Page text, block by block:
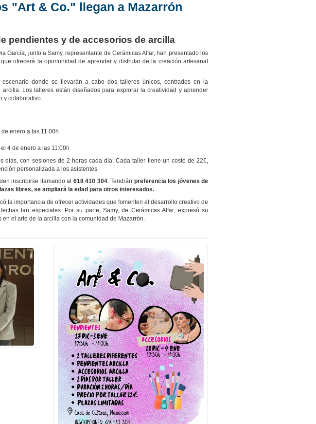
"Art & Co." llegan a Mazarrón
pendientes y de accesorios de arcilla
García, junto a Samy, representante de Cerámicas Alfar, han presentado los
ofrecerá la oportunidad de aprender y disfrutar de la creación artesanal
donde se llevarán a cabo dos talleres únicos, centrados en la
Los talleres están diseñados para explorar la creatividad y aprender
y colaborativo.
enero a las 11:00h
4 de enero a las 11:00h
días, con sesiones de 2 horas cada día. Cada taller tiene un coste de 22€,
personalizada a los asistentes.
inscribirse llamando al 618 410 304. Tendrán preferencia los jóvenes de
libres, se ampliará la edad para otros interesados.
la importancia de ofrecer actividades que fomenten el desarrollo creativo de
tan especiales. Por su parte, Samy, de Cerámicas Alfar, expresó su
el arte de la arcilla con la comunidad de Mazarrón.